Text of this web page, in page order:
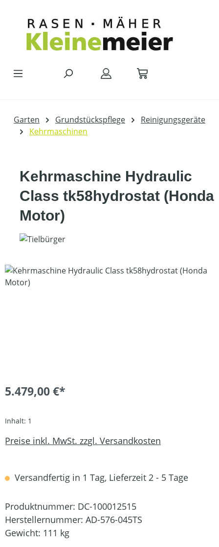
Garten Grundstückspflege
Reinigungsgeräte
Kehrmaschinen
Kehrmaschine Hydraulic
Class tk58hydrostat (Honda
Motor)
Bildergalerie überspringen
5.479,00 €*
Inhalt: 1
Preise inkl. MwSt. zzgl. Versandkosten
Versandfertig in 1 Tag, Lieferzeit 2 - 5 Tage
Produktnummer: DC-100012515
Herstellernummer: AD-576-045TS
Gewicht: 111 kg